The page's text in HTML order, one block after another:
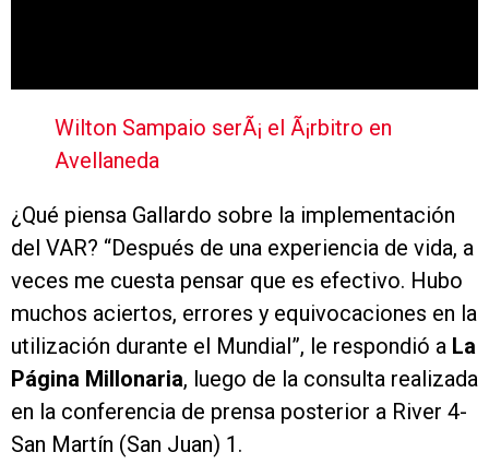
Wilton Sampaio serÃ¡ el Ã¡rbitro en
Avellaneda
¿Qué piensa Gallardo sobre la implementación
del VAR? “Después de una experiencia de vida, a
veces me cuesta pensar que es efectivo. Hubo
muchos aciertos, errores y equivocaciones en la
utilización durante el Mundial”, le respondió a La
Página Millonaria, luego de la consulta realizada
en la conferencia de prensa posterior a River 4-
San Martín (San Juan) 1.